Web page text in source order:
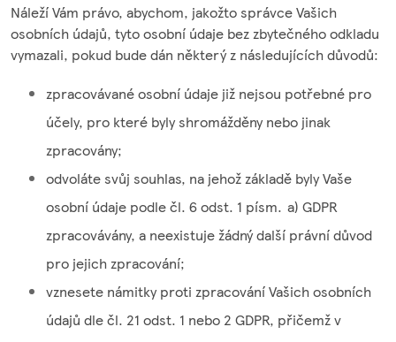
Náleží Vám právo, abychom, jakožto správce Vašich
osobních údajů, tyto osobní údaje bez zbytečného odkladu
vymazali, pokud bude dán některý z následujících důvodů:
zpracovávané osobní údaje již nejsou potřebné pro
účely, pro které byly shromážděny nebo jinak
zpracovány;
odvoláte svůj souhlas, na jehož základě byly Vaše
osobní údaje podle čl. 6 odst. 1 písm. a) GDPR
zpracovávány, a neexistuje žádný další právní důvod
pro jejich zpracování;
vznesete námitky proti zpracování Vašich osobních
údajů dle čl. 21 odst. 1 nebo 2 GDPR, přičemž v